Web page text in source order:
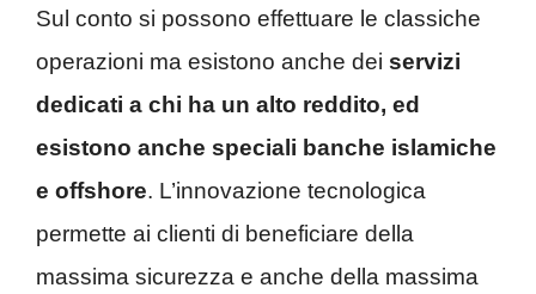
Sul conto si possono effettuare le classiche
operazioni ma esistono anche dei servizi
dedicati a chi ha un alto reddito, ed
esistono anche speciali banche islamiche
e offshore. L’innovazione tecnologica
permette ai clienti di beneficiare della
massima sicurezza e anche della massima